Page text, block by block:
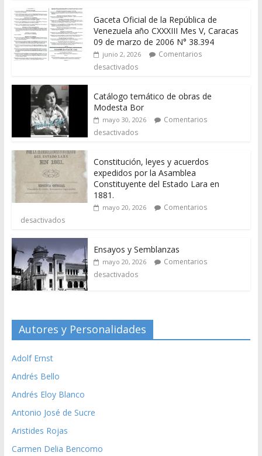
Gaceta Oficial de la República de
Venezuela año CXXXIII Mes V, Caracas
09 de marzo de 2006 N° 38.394
junio 2, 2026
Comentarios
desactivados
Catálogo temático de obras de
Modesta Bor
mayo 30, 2026
Comentarios
desactivados
Constitución, leyes y acuerdos
expedidos por la Asamblea
Constituyente del Estado Lara en
1881.
mayo 20, 2026
Comentarios
desactivados
Ensayos y Semblanzas
mayo 20, 2026
Comentarios
desactivados
Autores y Personalidades
Adolf Ernst
Andrés Bello
Andrés Eloy Blanco
Antonio José de Sucre
Aristides Rojas
Carmen Delia Bencomo